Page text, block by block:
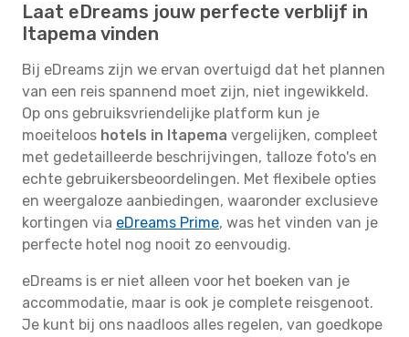
Laat eDreams jouw perfecte verblijf in
Itapema vinden
Bij eDreams zijn we ervan overtuigd dat het plannen
van een reis spannend moet zijn, niet ingewikkeld.
Op ons gebruiksvriendelijke platform kun je
moeiteloos hotels in Itapema vergelijken, compleet
met gedetailleerde beschrijvingen, talloze foto's en
echte gebruikersbeoordelingen. Met flexibele opties
en weergaloze aanbiedingen, waaronder exclusieve
kortingen via eDreams Prime, was het vinden van je
perfecte hotel nog nooit zo eenvoudig.
eDreams is er niet alleen voor het boeken van je
accommodatie, maar is ook je complete reisgenoot.
Je kunt bij ons naadloos alles regelen, van goedkope